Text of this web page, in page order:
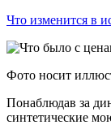
Что изменится в
Фото носит
Понаблюдав за
синтетические